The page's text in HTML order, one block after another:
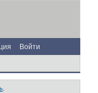
Войти
.